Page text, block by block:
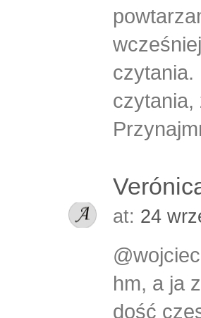
czytania.
czytania,
at: 24
hm, a ja
dość